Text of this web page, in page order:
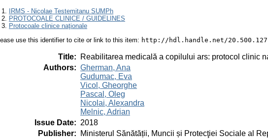
IRMS - Nicolae Testemitanu SUMPh
PROTOCOALE CLINICE / GUIDELINES
Protocoale clinice naţionale
use this identifier to cite or link to this item: http://hdl.handle.net/
Title:
Reabilitarea medicală a copilului ars: protocol clinic
Authors: Gherman, Ana
Gudumac, Eva
Vicol, Gheorghe
Pascal, Oleg
Nicolai, Alexandra
Melnic, Adrian
Issue Date: 2018
Publisher:
Ministerul Sănătății, Muncii și Protecţiei Sociale al